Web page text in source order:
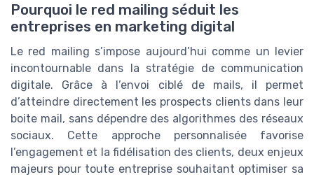
Pourquoi le red mailing séduit les
entreprises en marketing digital
Le red mailing s’impose aujourd’hui comme un levier
incontournable dans la stratégie de communication
digitale. Grâce à l’envoi ciblé de mails, il permet
d’atteindre directement les prospects clients dans leur
boite mail, sans dépendre des algorithmes des réseaux
sociaux. Cette approche personnalisée favorise
l’engagement et la fidélisation des clients, deux enjeux
majeurs pour toute entreprise souhaitant optimiser sa